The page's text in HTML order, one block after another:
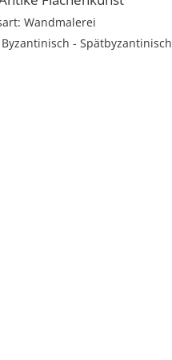
Wandmalerei
- Spätbyzantinisch